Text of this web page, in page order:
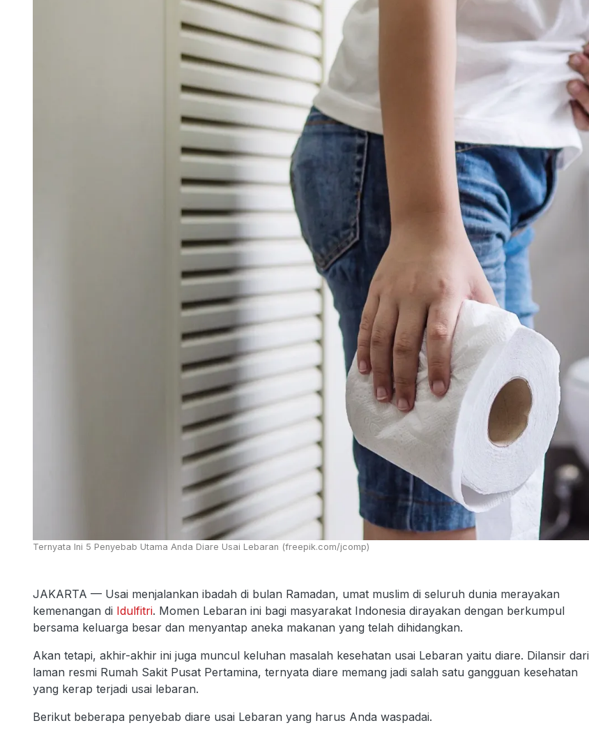
Ternyata Ini 5 Penyebab Utama Anda Diare Usai Lebaran (freepik.com/jcomp)
JAKARTA — Usai menjalankan ibadah di bulan Ramadan, umat muslim di seluruh dunia merayakan
kemenangan di Idulfitri. Momen Lebaran ini bagi masyarakat Indonesia dirayakan dengan berkumpul
bersama keluarga besar dan menyantap aneka makanan yang telah dihidangkan.
Akan tetapi, akhir-akhir ini juga muncul keluhan masalah kesehatan usai Lebaran yaitu diare. Dilansir dari
laman resmi Rumah Sakit Pusat Pertamina, ternyata diare memang jadi salah satu gangguan kesehatan
yang kerap terjadi usai lebaran.
Berikut beberapa penyebab diare usai Lebaran yang harus Anda waspadai.